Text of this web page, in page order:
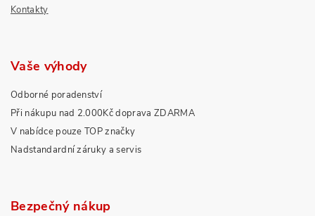
Kontakty
Vaše výhody
Odborné poradenství
Při nákupu nad 2.000Kč doprava ZDARMA
V nabídce pouze TOP značky
Nadstandardní záruky a servis
Bezpečný nákup